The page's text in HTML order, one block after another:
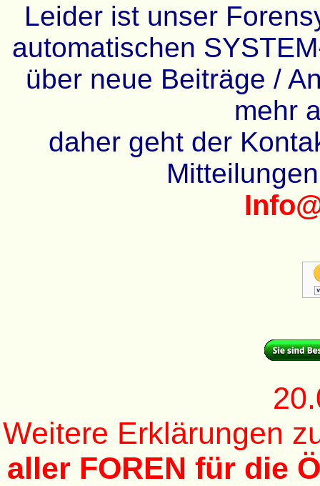
Leider ist unser
automatischen
über neue Beiträge /
mehr
daher geht der
Weitere Erklärungen
aller FOREN für die